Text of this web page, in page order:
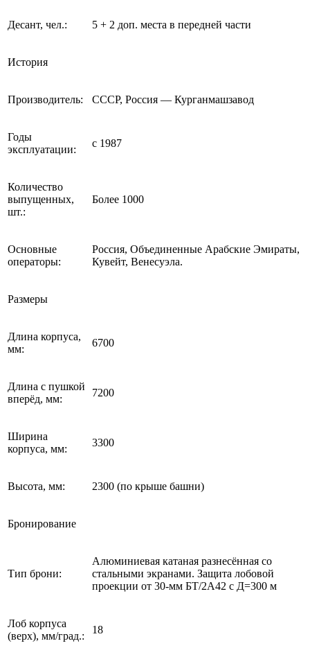
Десант, чел.: 5 + 2 доп. места в передней части
История
Производитель: СССР, Россия — Курганмашзавод
Годы
эксплуатации:
с 1987
Количество
выпущенных,
шт.:
Более 1000
Основные
операторы:
Россия, Объединенные Арабские Эмираты,
Кувейт, Венесуэла.
Размеры
Длина корпуса,
мм:
6700
Длина с пушкой
вперёд, мм:
7200
Ширина
корпуса, мм:
3300
Высота, мм: 2300 (по крыше башни)
Бронирование
Тип брони:
Алюминиевая катаная разнесённая со
стальными экранами. Защита лобовой
проекции от 30-мм БТ/2А42 с Д=300 м
Лоб корпуса
(верх), мм/град.:
18